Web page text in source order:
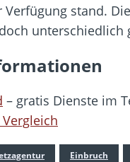
Verfügung stand.
unterschiedlich
– gratis Dienste im
Vergleich
Einbruch